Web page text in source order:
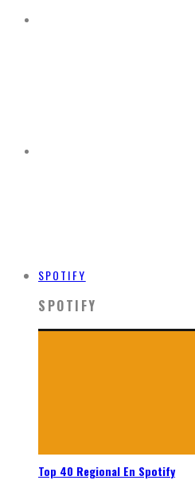
SPOTIFY
SPOTIFY
Top 40 Regional En Spotify